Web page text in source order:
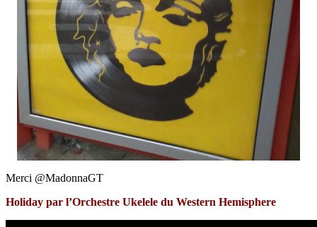
Merci @MadonnaGT
Holiday par l’Orchestre Ukelele du Western Hemisphere